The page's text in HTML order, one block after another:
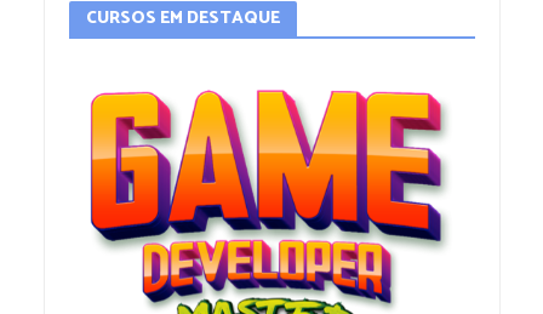
CURSOS EM DESTAQUE